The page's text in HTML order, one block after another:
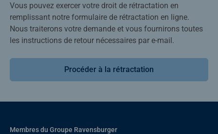
Vous pouvez exercer votre droit de rétractation en
remplissant notre formulaire de rétractation en ligne.
Nous traiterons votre demande et vous fournirons toutes
les instructions de retour nécessaires par e-mail.
Procéder à la rétractation
Membres du Groupe Ravensburger